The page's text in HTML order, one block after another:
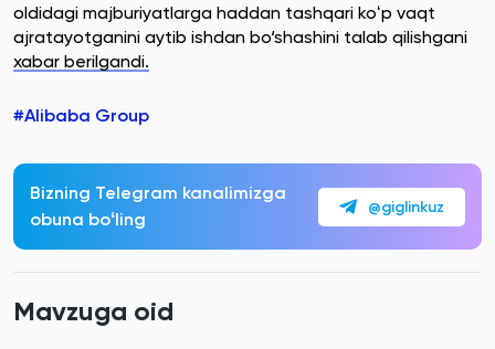
oldidagi majburiyatlarga haddan tashqari koʻp vaqt
ajratayotganini aytib ishdan bo‘shashini talab qilishgani
xabar berilgandi.
#Alibaba Group
Bizning Telegram kanalimizga
obuna boʻling
@giglinkuz
Mavzuga oid